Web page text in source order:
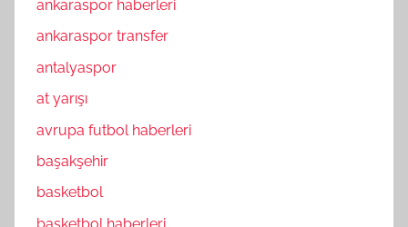
ankaraspor haberleri
ankaraspor transfer
antalyaspor
at yarışı
avrupa futbol haberleri
başakşehir
basketbol